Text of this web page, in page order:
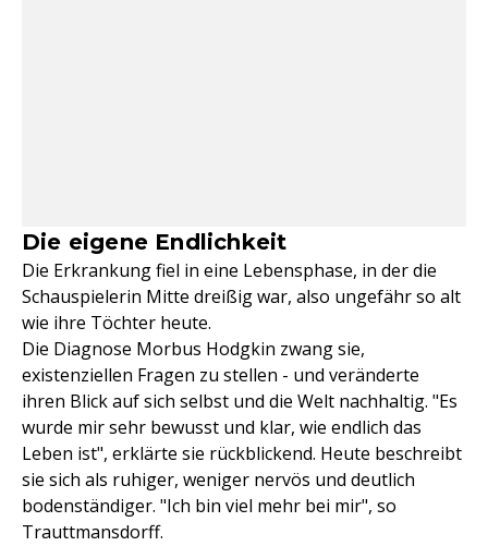
Die eigene Endlichkeit
Die Erkrankung fiel in eine Lebensphase, in der die
Schauspielerin Mitte dreißig war, also ungefähr so alt
wie ihre Töchter heute.
Die Diagnose Morbus Hodgkin zwang sie,
existenziellen Fragen zu stellen - und veränderte
ihren Blick auf sich selbst und die Welt nachhaltig. "Es
wurde mir sehr bewusst und klar, wie endlich das
Leben ist", erklärte sie rückblickend. Heute beschreibt
sie sich als ruhiger, weniger nervös und deutlich
bodenständiger. "Ich bin viel mehr bei mir", so
Trauttmansdorff.